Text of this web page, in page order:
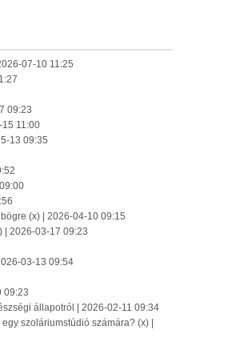
07-10 11:25
09:23
11:00
13 09:35
(x) | 2026-04-10 09:15
| 2026-03-17 09:23
03-13 09:54
09:23
állapotról | 2026-02-11 09:34
szoláriumstúdió számára? (x) |